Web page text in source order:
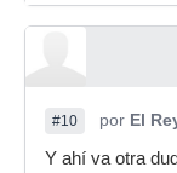
#10 por El
Y ahí va otra